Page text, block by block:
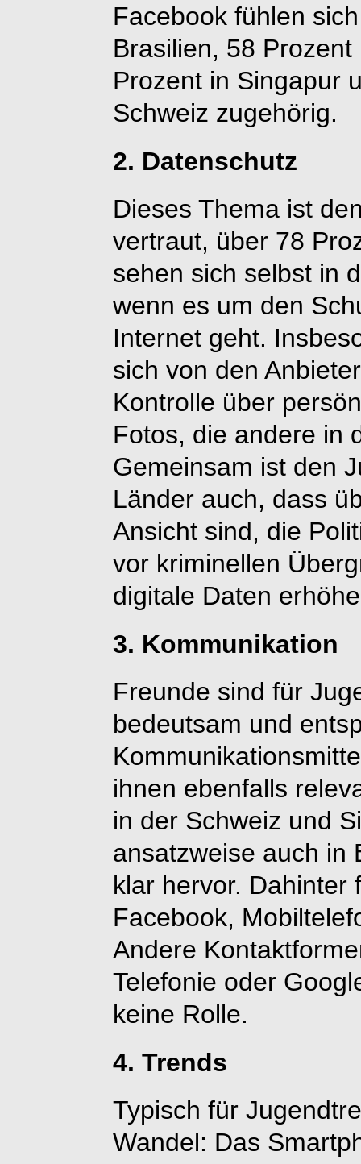
Facebook fühlen
Brasilien, 58
Prozent in Singapur
Schweiz zugehörig.
2. Datenschutz
Dieses Thema ist
vertraut, über 78
sehen sich selbst in
wenn es um den
Internet geht.
sich von den
Kontrolle über
Fotos, die andere in
Gemeinsam ist den
Länder auch, dass
Ansicht sind, die
vor kriminellen
digitale Daten
3. Kommunikation
Freunde sind für
bedeutsam und
ihnen ebenfalls
in der Schweiz und
ansatzweise auch in
klar hervor. Dahinter
Facebook,
Andere
Telefonie oder
keine Rolle.
4. Trends
Typisch für
Wandel: Das